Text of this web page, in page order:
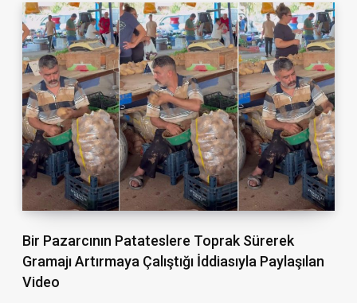
Bir Pazarcının Patateslere Toprak Sürerek
Gramajı Artırmaya Çalıştığı İddiasıyla Paylaşılan
Video